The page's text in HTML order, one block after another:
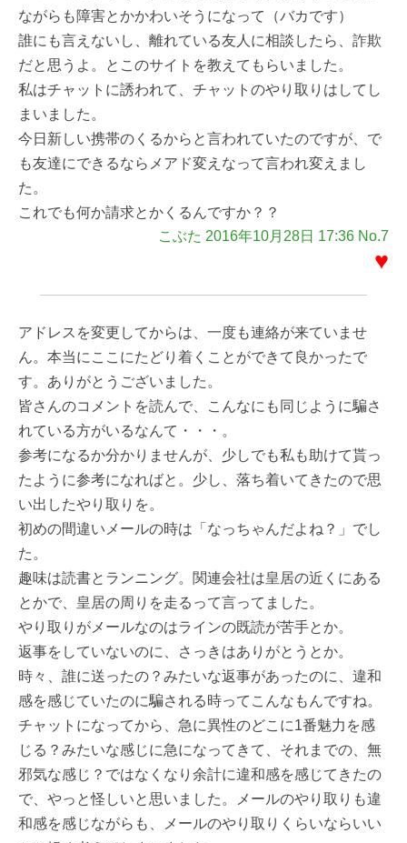
ながらも障害とかかわいそうになって（バカです）
誰にも言えないし、離れている友人に相談したら、詐欺
だと思うよ。とこのサイトを教えてもらいました。
私はチャットに誘われて、チャットのやり取りはしてし
まいました。
今日新しい携帯のくるからと言われていたのですが、で
も友達にできるならメアド変えなって言われ変えまし
た。
これでも何か請求とかくるんですか？？
こぶた 2016年10月28日 17:36 No.7
♥
アドレスを変更してからは、一度も連絡が来ていませ
ん。本当にここにたどり着くことができて良かったで
す。ありがとうございました。
皆さんのコメントを読んで、こんなにも同じように騙さ
れている方がいるなんて・・・。
参考になるか分かりませんが、少しでも私も助けて貰っ
たように参考になればと。少し、落ち着いてきたので思
い出したやり取りを。
初めの間違いメールの時は「なっちゃんだよね？」でし
た。
趣味は読書とランニング。関連会社は皇居の近くにある
とかで、皇居の周りを走るって言ってました。
やり取りがメールなのはラインの既読が苦手とか。
返事をしていないのに、さっきはありがとうとか。
時々、誰に送ったの？みたいな返事があったのに、違和
感を感じていたのに騙される時ってこんなもんですね。
チャットになってから、急に異性のどこに1番魅力を感
じる？みたいな感じに急になってきて、それまでの、無
邪気な感じ？ではなくなり余計に違和感を感じてきたの
で、やっと怪しいと思いました。メールのやり取りも違
和感を感じながらも、メールのやり取りくらいならいい